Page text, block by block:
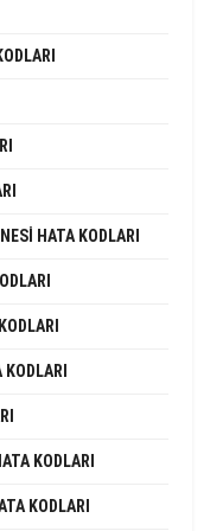
HATA KODLARI
KODLARI
KODLARI